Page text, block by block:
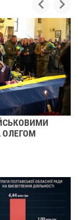
ОЛЕГОМ